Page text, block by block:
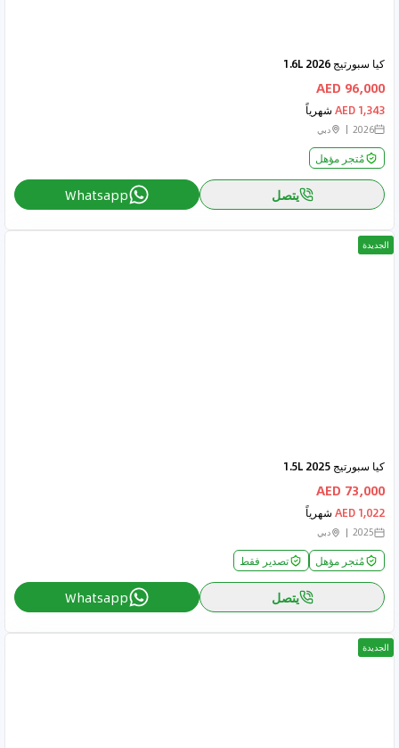
كيا سبورتيج 2026 1.6L
96,000 AED
1,343 AED شهرياً
2026 دبي
مُتجر مؤهل
يتصل Whatsapp
الجديدة
كيا سبورتيج 2025 1.5L
73,000 AED
1,022 AED شهرياً
2025 دبي
مُتجر مؤهل تصدير فقط
يتصل Whatsapp
الجديدة